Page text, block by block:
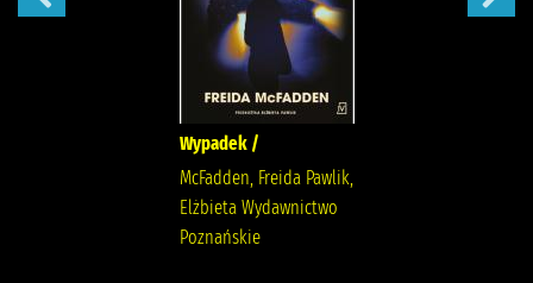
Wypadek /
McFadden, Freida Pawlik,
Elżbieta Wydawnictwo
Poznańskie